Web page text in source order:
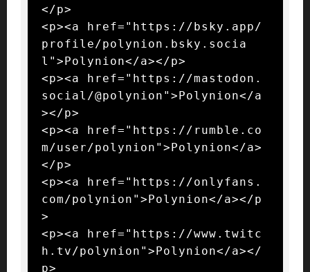
</p>
<p><a href="https://bsky.app/
profile/polynion.bsky.socia
l">Polynion</a></p>
<p><a href="https://mastodon.
social/@polynion">Polynion</a
></p>
<p><a href="https://rumble.co
m/user/polynion">Polynion</a>
</p>
<p><a href="https://onlyfans.
com/polynion">Polynion</a></p
>
<p><a href="https://www.twitc
h.tv/polynion">Polynion</a></
p>